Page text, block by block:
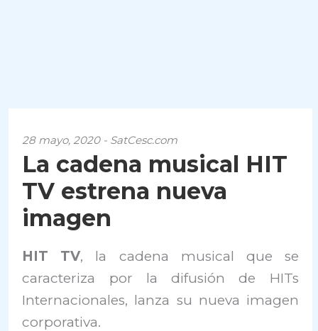
28 mayo, 2020 - SatCesc.com
La cadena musical HIT
TV estrena nueva
imagen
HIT TV, la cadena musical que se
caracteriza por la difusión de HITs
Internacionales, lanza su nueva imagen
corporativa.